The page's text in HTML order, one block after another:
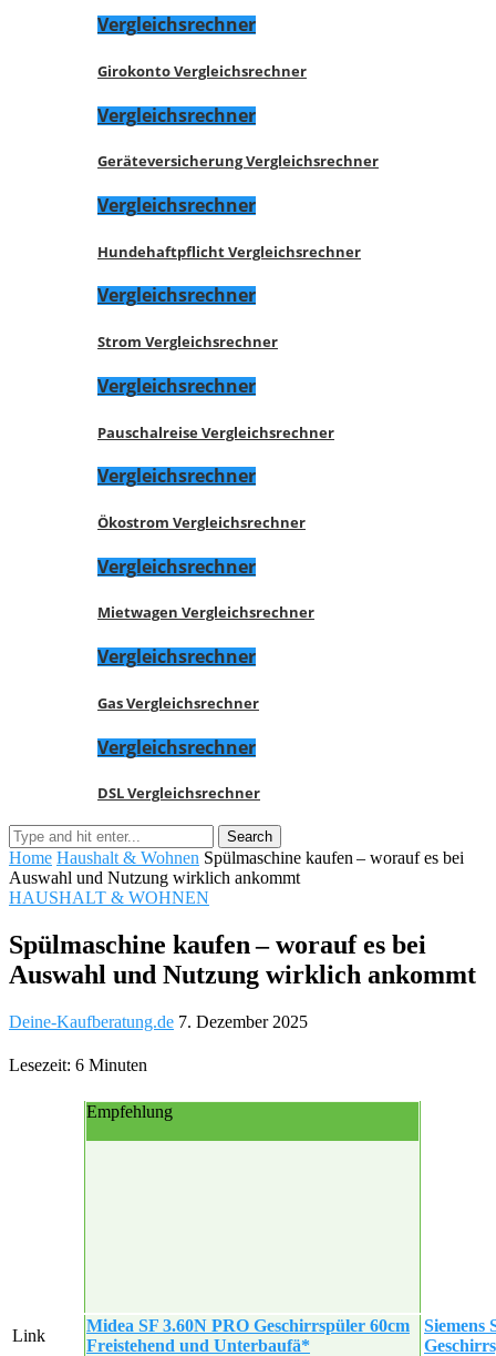
Vergleichsrechner
Girokonto Vergleichsrechner
Vergleichsrechner
Geräteversicherung Vergleichsrechner
Vergleichsrechner
Hundehaftpflicht Vergleichsrechner
Vergleichsrechner
Strom Vergleichsrechner
Vergleichsrechner
Pauschalreise Vergleichsrechner
Vergleichsrechner
Ökostrom Vergleichsrechner
Vergleichsrechner
Mietwagen Vergleichsrechner
Vergleichsrechner
Gas Vergleichsrechner
Vergleichsrechner
DSL Vergleichsrechner
Home Haushalt & Wohnen Spülmaschine kaufen – worauf es bei
Auswahl und Nutzung wirklich ankommt
HAUSHALT & WOHNEN
Spülmaschine kaufen – worauf es bei
Auswahl und Nutzung wirklich ankommt
Deine-Kaufberatung.de 7. Dezember 2025
Lesezeit: 6 Minuten
Empfehlung
Link
Midea SF 3.60N PRO Geschirrspüler 60cm
Freistehend und Unterbaufä*
Siemens